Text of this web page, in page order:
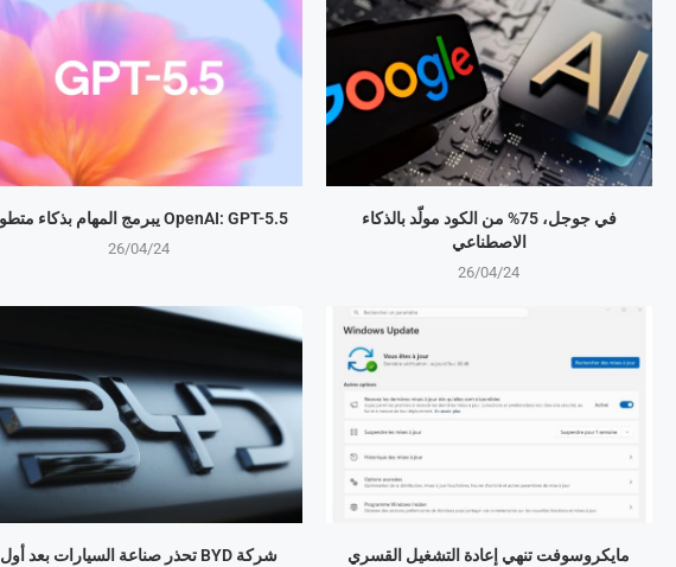
OpenAI: GPT-5.5 يبرمج المهام بذكاء متطور
26/04/24
في جوجل، 75% من الكود مولّد بالذكاء
الاصطناعي
26/04/24
شركة BYD تحذر صناعة السيارات بعد أول
مايكروسوفت تنهي إعادة التشغيل القسري